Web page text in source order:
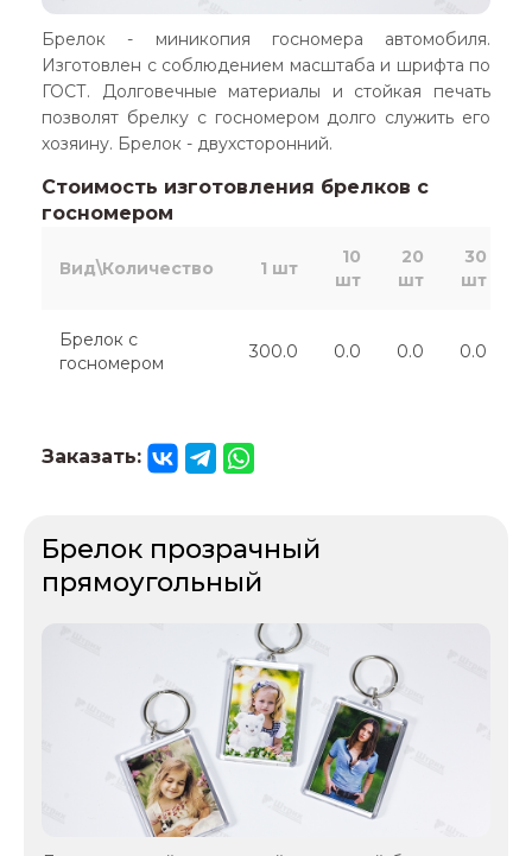
Брелок - миникопия госномера автомобиля.
Изготовлен с соблюдением масштаба и шрифта по
ГОСТ. Долговечные материалы и стойкая печать
позволят брелку с госномером долго служить его
хозяину. Брелок - двухсторонний.
Стоимость изготовления брелков с
госномером
Вид\Количество 1 шт
10
шт
20
шт
30
шт
Брелок с
госномером
300.0 0.0 0.0 0.0
Заказать:
Брелок прозрачный
прямоугольный